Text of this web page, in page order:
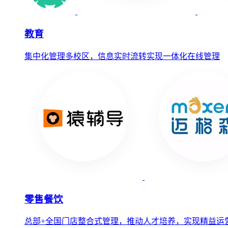
教育
集中化管理多校区，信息实时流转实现一体化在线管理
零售餐饮
总部+全国门店整合式管理，推动人才培养，实现精益运